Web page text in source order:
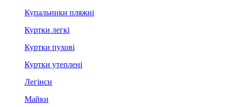
Купальники пляжні
Куртки легкі
Куртки пухові
Куртки утеплені
Легінси
Майки